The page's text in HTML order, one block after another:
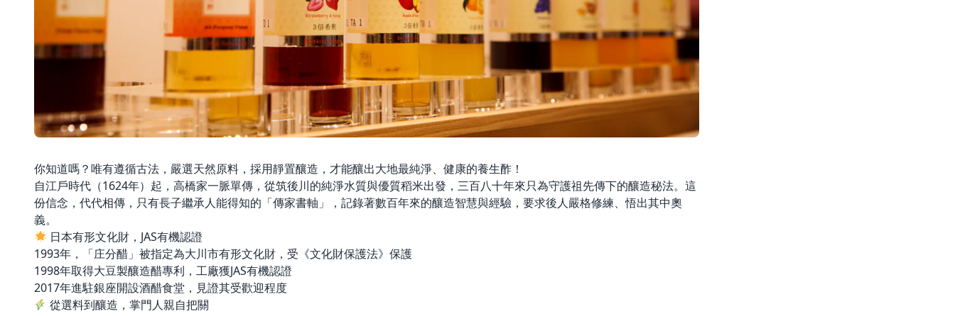
你知道嗎？唯有遵循古法，嚴選天然原料，採用靜置釀造，才能釀出大地最純淨、健康的養生酢！
自江戶時代（1624年）起，高橋家一脈單傳，從筑後川的純淨水質與優質稻米出發，三百八十年來只為守護祖先傳下的釀造秘法。這
份信念，代代相傳，只有長子繼承人能得知的「傳家書軸」，記錄著數百年來的釀造智慧與經驗，要求後人嚴格修練、悟出其中奧
義。
日本有形文化財，JAS有機認證
1993年，「庄分醋」被指定為大川市有形文化財，受《文化財保護法》保護
1998年取得大豆製釀造醋專利，工廠獲JAS有機認證
2017年進駐銀座開設酒醋食堂，見證其受歡迎程度
從選料到釀造，掌門人親自把關